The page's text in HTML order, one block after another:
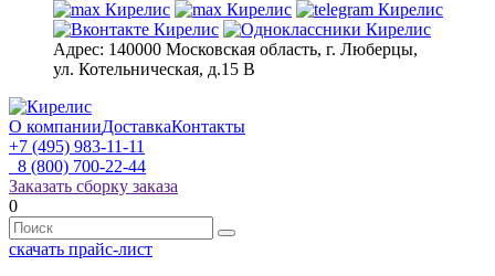
Адрес: 140000 Московская область, г. Люберцы,
ул. Котельническая, д.15 В
О компанииДоставкаКонтакты
+7 (495) 983-11-11
8 (800) 700-22-44
Заказать сборку заказа
0
скачать прайс-лист